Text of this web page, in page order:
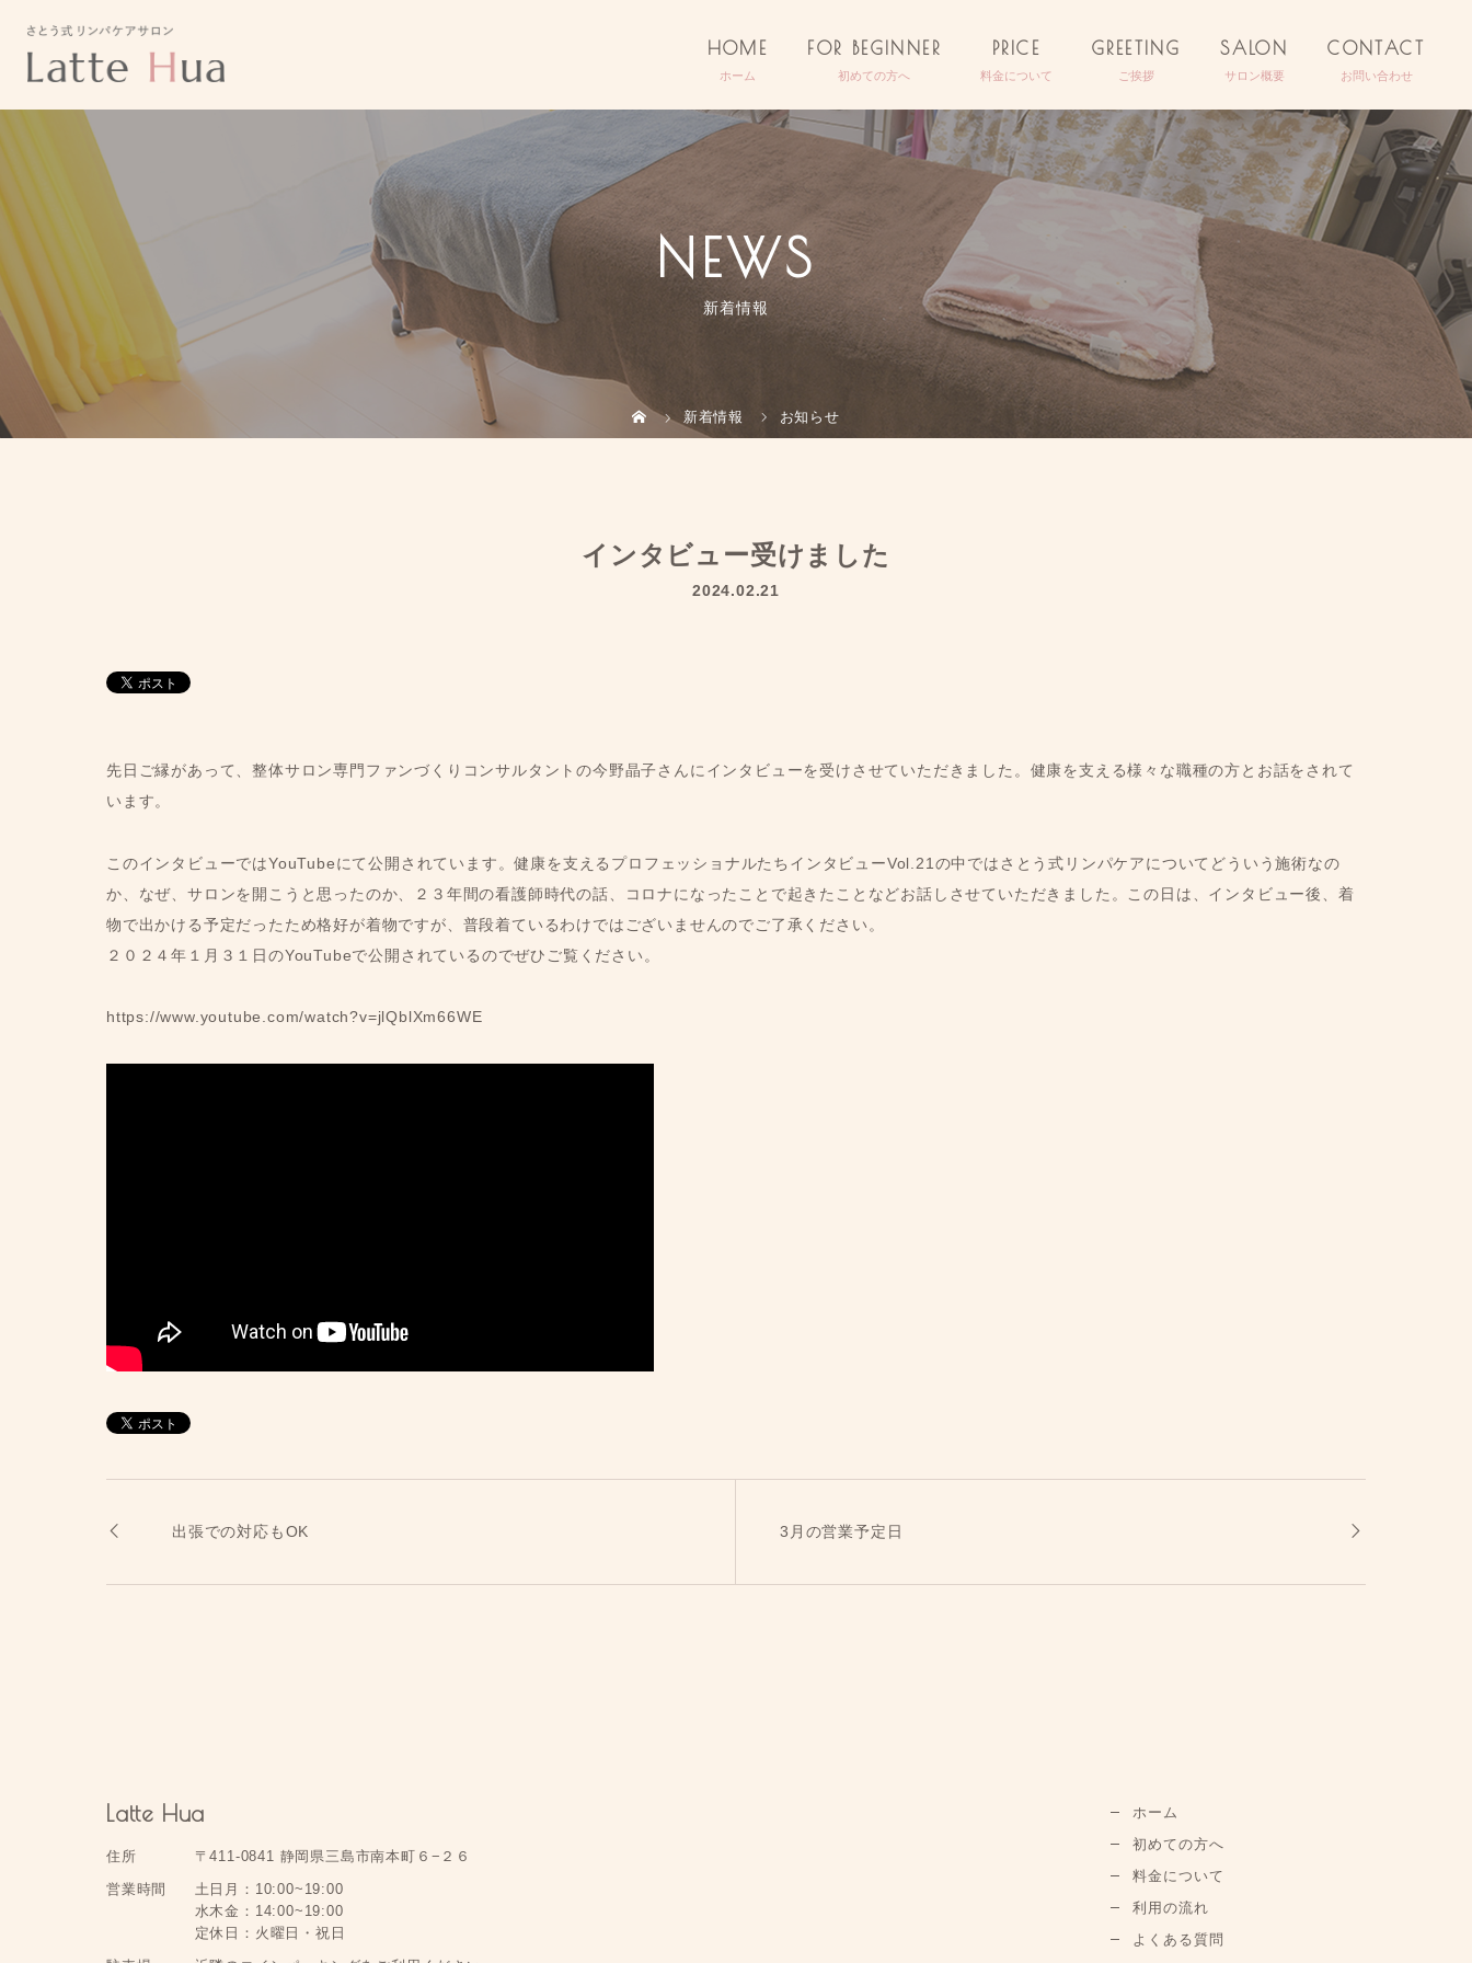
HOME FOR BEGINNER PRICE GREETING SALON CONTACT
NEWS
新着情報
新着情報 お知らせ
インタビュー受けました
2024.02.21
先日ご縁があって、整体サロン専門ファンづくりコンサルタントの今野晶子さんにインタビューを受けさせていただきました。健康を支える様々な職種の方とお話をされて
います。
このインタビューではYouTubeにて公開されています。健康を支えるプロフェッショナルたちインタビューVol.21の中ではさとう式リンパケアについてどういう施術なの
か、なぜ、サロンを開こうと思ったのか、２３年間の看護師時代の話、コロナになったことで起きたことなどお話しさせていただきました。この日は、インタビュー後、着
物で出かける予定だったため格好が着物ですが、普段着ているわけではございませんのでご了承ください。
２０２４年１月３１日のYouTubeで公開されているのでぜひご覧ください。
https://www.youtube.com/watch?v=jlQblXm66WE
出張での対応もOK 3月の営業予定日
Latte Hua
住所
〒411-0841 静岡県三島市南本町６−２６
営業時間
土日月：10:00~19:00
水木金：14:00~19:00
定休日：火曜日・祝日
ホーム
初めての方へ
料金について
利用の流れ
よくある質問